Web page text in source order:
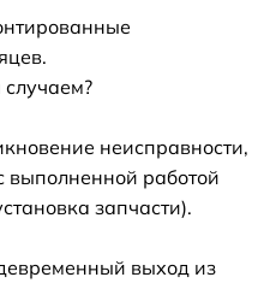
неисправности,
выполненной работой
запчасти).
выход из